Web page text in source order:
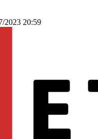
2023 20:59